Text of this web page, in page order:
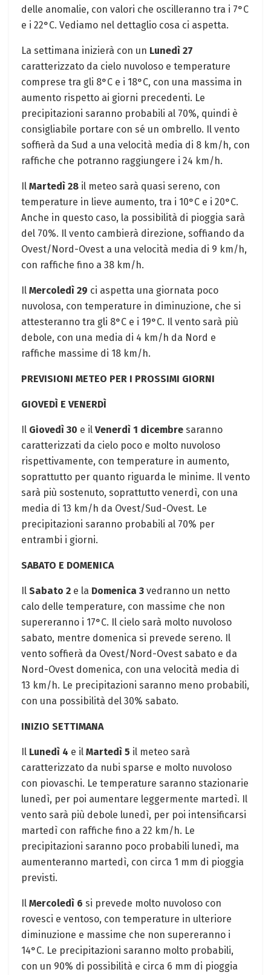
delle anomalie, con valori che oscilleranno tra i 7°C
e i 22°C. Vediamo nel dettaglio cosa ci aspetta.
La settimana inizierà con un Lunedì 27
caratterizzato da cielo nuvoloso e temperature
comprese tra gli 8°C e i 18°C, con una massima in
aumento rispetto ai giorni precedenti. Le
precipitazioni saranno probabili al 70%, quindi è
consigliabile portare con sé un ombrello. Il vento
soffierà da Sud a una velocità media di 8 km/h, con
raffiche che potranno raggiungere i 24 km/h.
Il Martedì 28 il meteo sarà quasi sereno, con
temperature in lieve aumento, tra i 10°C e i 20°C.
Anche in questo caso, la possibilità di pioggia sarà
del 70%. Il vento cambierà direzione, soffiando da
Ovest/Nord-Ovest a una velocità media di 9 km/h,
con raffiche fino a 38 km/h.
Il Mercoledì 29 ci aspetta una giornata poco
nuvolosa, con temperature in diminuzione, che si
attesteranno tra gli 8°C e i 19°C. Il vento sarà più
debole, con una media di 4 km/h da Nord e
raffiche massime di 18 km/h.
PREVISIONI METEO PER I PROSSIMI GIORNI
GIOVEDÌ E VENERDÌ
Il Giovedì 30 e il Venerdì 1 dicembre saranno
caratterizzati da cielo poco e molto nuvoloso
rispettivamente, con temperature in aumento,
soprattutto per quanto riguarda le minime. Il vento
sarà più sostenuto, soprattutto venerdì, con una
media di 13 km/h da Ovest/Sud-Ovest. Le
precipitazioni saranno probabili al 70% per
entrambi i giorni.
SABATO E DOMENICA
Il Sabato 2 e la Domenica 3 vedranno un netto
calo delle temperature, con massime che non
supereranno i 17°C. Il cielo sarà molto nuvoloso
sabato, mentre domenica si prevede sereno. Il
vento soffierà da Ovest/Nord-Ovest sabato e da
Nord-Ovest domenica, con una velocità media di
13 km/h. Le precipitazioni saranno meno probabili,
con una possibilità del 30% sabato.
INIZIO SETTIMANA
Il Lunedì 4 e il Martedì 5 il meteo sarà
caratterizzato da nubi sparse e molto nuvoloso
con piovaschi. Le temperature saranno stazionarie
lunedì, per poi aumentare leggermente martedì. Il
vento sarà più debole lunedì, per poi intensificarsi
martedì con raffiche fino a 22 km/h. Le
precipitazioni saranno poco probabili lunedì, ma
aumenteranno martedì, con circa 1 mm di pioggia
previsti.
Il Mercoledì 6 si prevede molto nuvoloso con
rovesci e ventoso, con temperature in ulteriore
diminuzione e massime che non supereranno i
14°C. Le precipitazioni saranno molto probabili,
con un 90% di possibilità e circa 6 mm di pioggia